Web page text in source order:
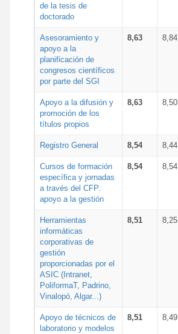
de la tesis de
doctorado
Asesoramiento y
apoyo a la
planificación de
congresos científicos
por parte del SGI
8,63 8,84
Apoyo a la difusión y
promoción de los
títulos propios
8,63 8,50
Registro General 8,54 8,44
Cursos de formación
específica y jornadas
a través del CFP:
apoyo a la gestión
8,54 8,54
Herramientas
informáticas
corporativas de
gestión
proporcionadas por el
ASIC (Intranet,
PoliformaT, Padrino,
Vinalopó, Algar...)
8,51 8,25
Apoyo de técnicos de
laboratorio y modelos
8,51 8,49